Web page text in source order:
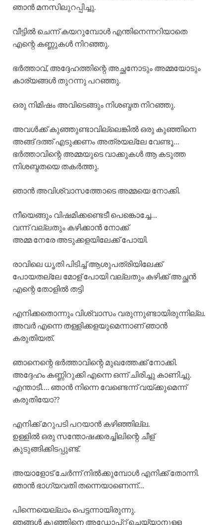
ഞാൻ മനസിലുറപ്പിച്ചു.
വീട്ടിൽ ചെന്ന് കയറുമ്പോൾ എന്തിനെന്നറിയാതെ
എന്റെ കണ്ണുകൾ നിറഞ്ഞു.
ഭർത്താവ്, അദ്ദേഹത്തിന്റെ അച്ഛനോടും അമ്മയോടും
കാര്യങ്ങൾ തുറന്നു പറഞ്ഞു.
ഒരു നിമിഷം അവിടെങ്ങും നിശബ്ദത നിറഞ്ഞു.
അവൾക്ക് കുഞ്ഞുണ്ടാവില്ലെങ്കിൽ ഒരു കുഞ്ഞിനെ
അങ്ങ് ദത്ത് എടുക്കണം അത്രയല്ലേ വേണ്ടൂ…
ഭർത്താവിന്റെ അമ്മയുടെ വാക്കുകൾ ആ കടുത്ത
നിശബ്ദതയെ തകർത്തു.
ഞാൻ അവിശ്വാസത്തോടെ അമ്മയെ നോക്കി.
നീയെങ്ങും വിഷമിക്കണ്ടെടീ പെങ്കൊച്ചേ…
വന്ന് വല്ലതും കഴിക്കാൻ നോക്ക്
അമ്മ നേരേ അടുക്കളയിലേക്ക് പോയി.
രാവിലെ ധൃതി പിടിച്ച് ആശുപത്രിയിലേക്ക്
പോയതല്ലേ മോള് പോയി വല്ലതും കഴിക്ക് അച്ഛൻ
എന്റെ തോളിൽ തട്ടി
എനിക്കതൊന്നും വിശ്വാസം വരുന്നുണ്ടായിരുന്നില്ല.
അവർ എന്നെ തള്ളിക്കളയുമെന്നാണ് ഞാൻ
കരുതിയത്.
ഞാനെന്റെ ഭർത്താവിന്റെ മുഖത്തേക്ക് നോക്കി.
അദ്ദേഹം കണ്ണിറുക്കി എന്നെ ഒന്ന് ചിരിച്ചു കാണിച്ചു.
എന്താടീ…. ഞാൻ നിന്നെ വേണ്ടെന്ന് വയ്ക്കുമെന്ന്
കരുതിയോ??
എനിക്ക് മറുപടി പറയാൻ കഴിഞ്ഞില്ല.
ഉള്ളിൽ ഒരു സന്തോഷക്കരച്ചിലിന്റെ ചീള്
കുടുങ്ങിക്കിടപ്പുണ്ട്.
അയാളോട് ചേർന്ന് നിൽക്കുമ്പോൾ എനിക്ക് തോന്നി.
ഞാൻ ഭാഗ്യവതി തന്നെയാണെന്ന്…
പിന്നെയെല്ലാം പെട്ടന്നായിരുന്നു.
ഞങ്ങൾ കുഞ്ഞിനെ അഡോപ്റ്റ് ചെയ്യാനുള്ള